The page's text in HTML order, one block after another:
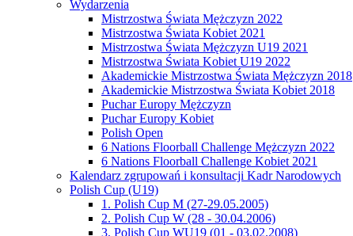
Wydarzenia
Mistrzostwa Świata Mężczyzn 2022
Mistrzostwa Świata Kobiet 2021
Mistrzostwa Świata Mężczyzn U19 2021
Mistrzostwa Świata Kobiet U19 2022
Akademickie Mistrzostwa Świata Mężczyzn 2018
Akademickie Mistrzostwa Świata Kobiet 2018
Puchar Europy Mężczyzn
Puchar Europy Kobiet
Polish Open
6 Nations Floorball Challenge Mężczyzn 2022
6 Nations Floorball Challenge Kobiet 2021
Kalendarz zgrupowań i konsultacji Kadr Narodowych
Polish Cup (U19)
1. Polish Cup M (27-29.05.2005)
2. Polish Cup W (28 - 30.04.2006)
3. Polish Cup WU19 (01 - 03.02.2008)